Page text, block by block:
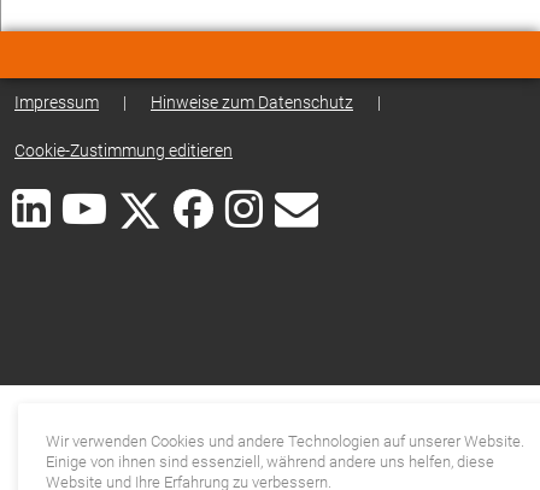
Impressum | Hinweise zum Datenschutz |
Cookie-Zustimmung editieren
Wir verwenden Cookies und andere Technologien auf unserer Website.
Einige von ihnen sind essenziell, während andere uns helfen, diese
Website und Ihre Erfahrung zu verbessern.